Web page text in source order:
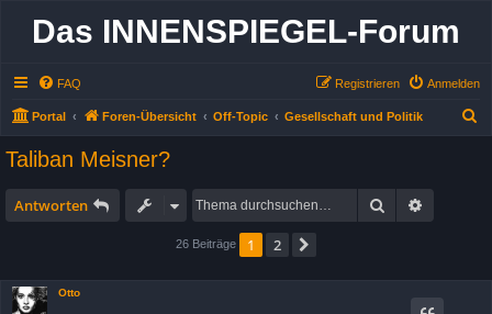
Das INNENSPIEGEL-Forum
FAQ Anmelden
Registrieren
Portal Foren-Übersicht Off-Topic Gesellschaft und Politik
Taliban Meisner?
Antworten Suche
26 Beiträge 1 2
Otto